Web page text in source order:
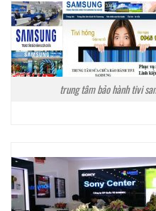
trung tâm bảo hành tivi